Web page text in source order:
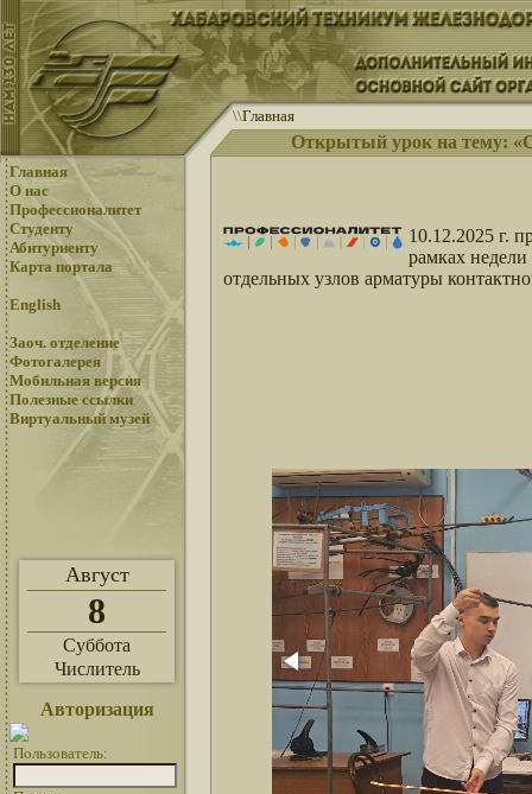
\\Главная
Открытый урок на тему:
Главная
О нас
Профессионалитет
Студенту
Абитуриенту
Карта портала
English
Заоч. отделение
Фотогалерея
Мобильная версия
Полезные ссылки
Виртуальный музей
Август
8
Суббота
Числитель
Авторизация
Пользователь:
10.12.2025 г.
рамках
отдельных узлов арматуры